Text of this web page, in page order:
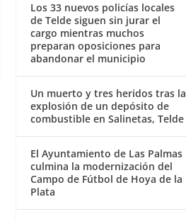
Los 33 nuevos policías locales
de Telde siguen sin jurar el
cargo mientras muchos
preparan oposiciones para
abandonar el municipio
Un muerto y tres heridos tras la
explosión de un depósito de
combustible en Salinetas, Telde
El Ayuntamiento de Las Palmas
culmina la modernización del
Campo de Fútbol de Hoya de la
Plata